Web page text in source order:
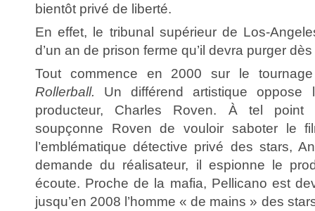
bientôt privé de liberté.
En effet, le tribunal supérieur de Los-
d’un an de prison ferme qu’il devra purger
Tout commence en 2000 sur le
Rollerball. Un différend artistique oppose
producteur, Charles Roven. À tel point
soupçonne Roven de vouloir saboter le
l’emblématique détective privé des stars,
demande du réalisateur, il espionne le
écoute. Proche de la mafia, Pellicano est
jusqu’en 2008 l’homme « de mains » des